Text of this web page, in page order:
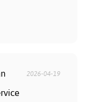
2026-04-19